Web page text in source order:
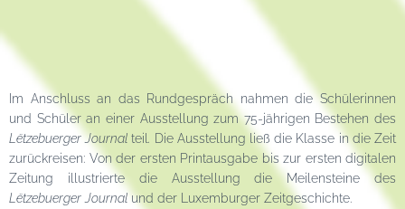
Im Anschluss an das Rundgespräch nahmen die Schülerinnen
und Schüler an einer Ausstellung zum 75-jährigen Bestehen des
Lëtzebuerger Journalteil
Die Ausstellung ließ die Klasse in die Zeit
zurückreisen: Von der ersten Printausgabe bis zur ersten digitalen
Zeitung illustrierte die Ausstellung die Meilensteine des
Lëtzebuerger Journal und der Luxemburger Zeitgeschichte.